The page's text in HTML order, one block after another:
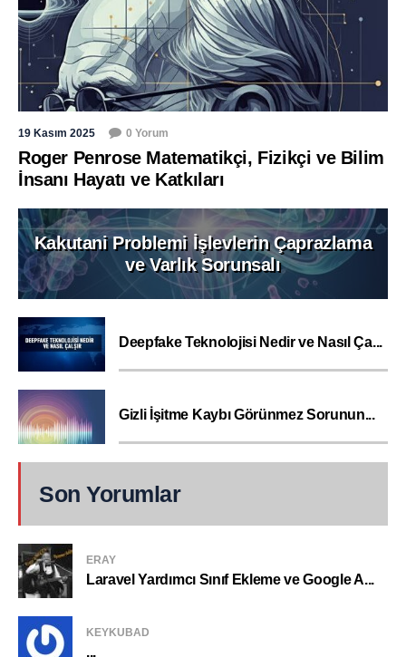
19 Kasım 2025 0 Yorum
Roger Penrose Matematikçi, Fizikçi ve Bilim
İnsanı Hayatı ve Katkıları
Kakutani Problemi İşlevlerin Çaprazlama
ve Varlık Sorunsalı
Deepfake Teknolojisi Nedir ve Nasıl Ça...
Gizli İşitme Kaybı Görünmez Sorunun...
Son Yorumlar
ERAY
Laravel Yardımcı Sınıf Ekleme ve Google A...
KEYKUBAD
...